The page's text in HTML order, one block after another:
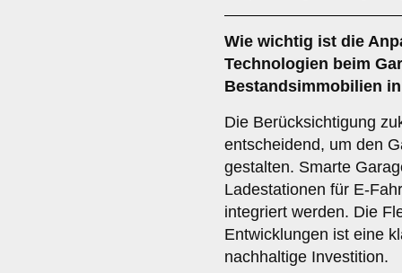
Wie wichtig ist die
Technologien beim
Bestandsimmobilien
Die Berücksichtigung
entscheidend, um den
gestalten. Smarte
Ladestationen für E-
integriert werden. Die
Entwicklungen ist eine
nachhaltige Investition.